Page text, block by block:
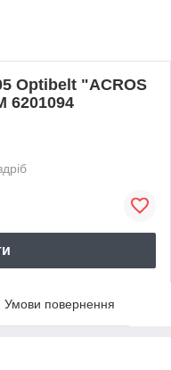
Optibelt "ACROS
6201094
Умови повернення